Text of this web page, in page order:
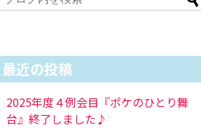
最近の投稿
2025年度４例会目『ポケのひとり舞
台』終了しました♪